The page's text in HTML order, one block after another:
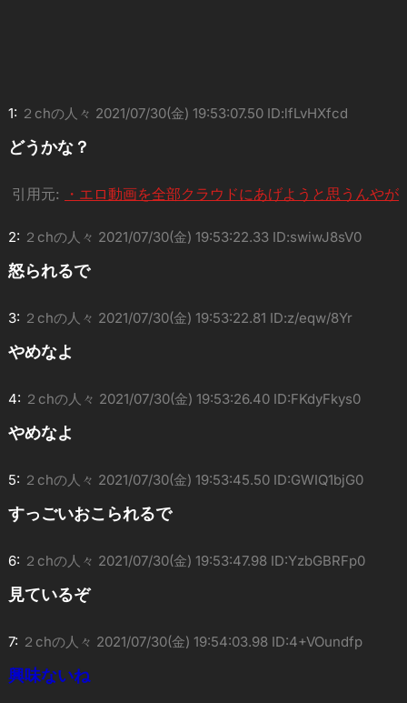
1: ２chの人々 2021/07/30(金) 19:53:07.50 ID:lfLvHXfcd
どうかな？
引用元: ・エロ動画を全部クラウドにあげようと思うんやが
2: ２chの人々 2021/07/30(金) 19:53:22.33 ID:swiwJ8sV0
怒られるで
3: ２chの人々 2021/07/30(金) 19:53:22.81 ID:z/eqw/8Yr
やめなよ
4: ２chの人々 2021/07/30(金) 19:53:26.40 ID:FKdyFkys0
やめなよ
5: ２chの人々 2021/07/30(金) 19:53:45.50 ID:GWIQ1bjG0
すっごいおこられるで
6: ２chの人々 2021/07/30(金) 19:53:47.98 ID:YzbGBRFp0
見ているぞ
7: ２chの人々 2021/07/30(金) 19:54:03.98 ID:4+VOundfp
興味ないね